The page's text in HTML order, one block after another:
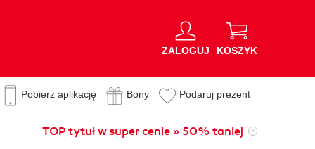
ZALOGUJ KOSZYK
Pobierz aplikację Bony Podaruj prezent
TOP tytuł w super cenie » 50% taniej